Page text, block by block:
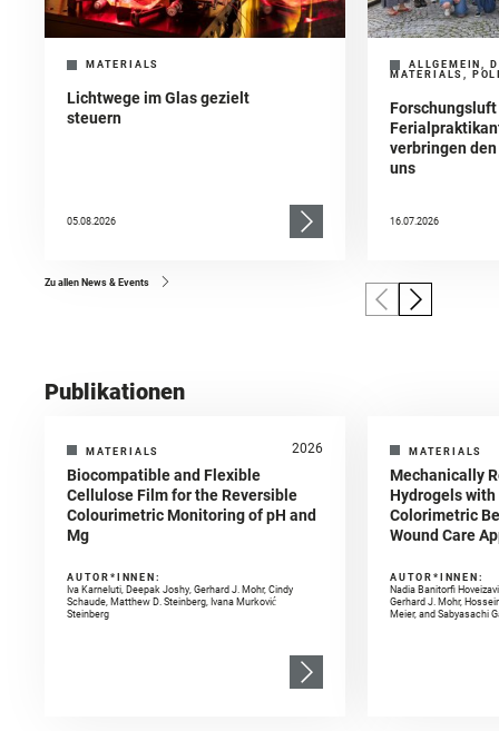
MATERIALS
Lichtwege im Glas gezielt
steuern
05.08.2026
ALLGEMEIN,
MATERIALS,
verbringen
uns
16.07.2026
Zu allen News & Events
Publikationen
MATERIALS 2026
Biocompatible and Flexible
Cellulose Film for the Reversible
Colourimetric Monitoring of pH and
Mg
AUTOR*INNEN:
Iva Karneluti, Deepak Joshy, Gerhard J. Mohr, Cindy
Schaude, Matthew D. Steinberg, Ivana Murković
Steinberg
MATERIALS
Mechanically
Hydrogels
Colorimetric
Wound Care
AUTOR*INNEN:
Nadia Banitorfi
Gerhard J. Mohr,
Meier, and Sabyasachi